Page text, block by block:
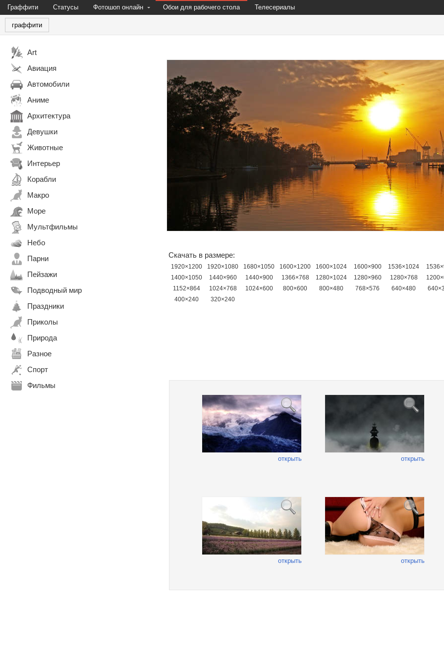
Граффити Статусы Фотошоп онлайн Обои для рабочего стола Телесериалы
граффити
Art
Авиация
Автомобили
Аниме
Архитектура
Девушки
Животные
Интерьер
Корабли
Макро
Море
Мультфильмы
Небо
Парни
Пейзажи
Подводный мир
Праздники
Приколы
Природа
Разное
Спорт
Фильмы
Скачать в размере:
1920×1200 1920×1080 1680×1050 1600×1200 1600×1024 1600×900 1536×1024
1400×1050
1440×960 1440×900 1366×768 1280×1024 1280×960 1280×768
1152×864
1024×768 1024×600 800×600 800×480 768×576 640×480
400×240
320×240
открыть открыть
открыть открыть